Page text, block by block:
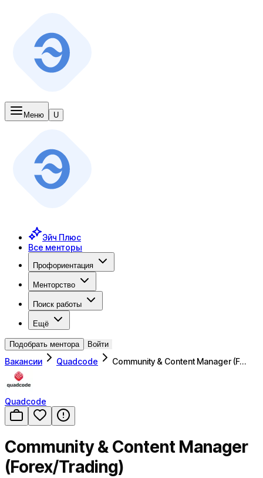
Меню U
Эйч Плюс
Все менторы
Профориентация
Менторство
Поиск работы
Ещё
Подобрать ментора Войти
Вакансии Quadcode Community & Content Manager (F…
Quadcode
Community & Content Manager
(Forex/Trading)